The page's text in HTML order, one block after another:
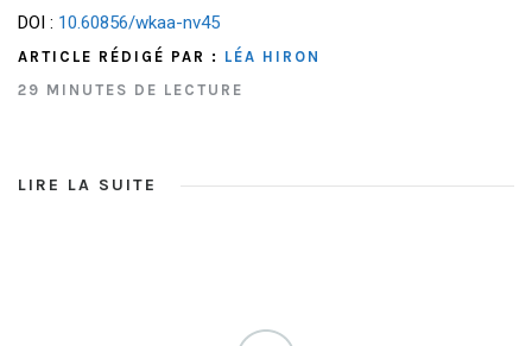
DOI : 10.60856/wkaa-nv45
ARTICLE RÉDIGÉ PAR : LÉA HIRON
29 MINUTES DE LECTURE
LIRE LA SUITE